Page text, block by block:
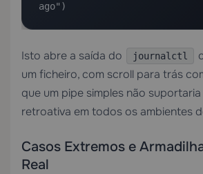
ago")
Isto abre a saída do journalctl
um ficheiro, com scroll para trás
que um pipe simples não
retroativa em todos os ambientes
Casos Extremos e
Real